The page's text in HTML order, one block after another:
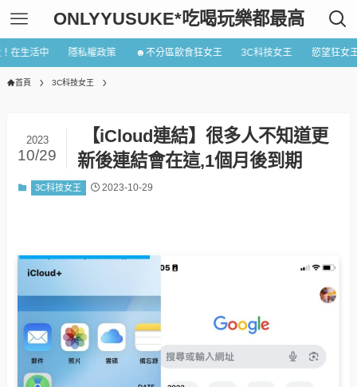
ONLYYUSUKE*吃喝玩樂都最高
在生活中 隱私權政策 ☻不分區飲食狂女王 3C科技女王 慾望狂女
首頁 3C科技女王
【iCloud連結】很多人不知道更
新後連結會在這,1個月後到期
2023
10/29
3C科技女王 2023-10-29